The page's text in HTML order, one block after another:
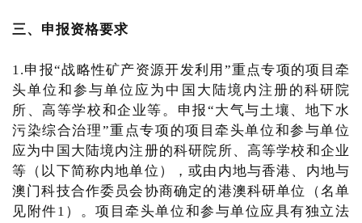
三、申报资格要求
1.申报“战略性矿产资源开发利用”重点专项的项目牵
头单位和参与单位应为中国大陆境内注册的科研院
所、高等学校和企业等。申报“大气与土壤、地下水
污染综合治理”重点专项的项目牵头单位和参与单位
应为中国大陆境内注册的科研院所、高等学校和企业
等（以下简称内地单位），或由内地与香港、内地与
澳门科技合作委员会协商确定的港澳科研单位（名单
见附件1）。项目牵头单位和参与单位应具有独立法